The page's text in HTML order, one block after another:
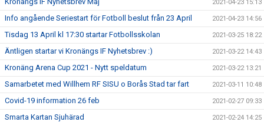
2021-04-23 15:13
Info angående Seriestart för Fotboll beslut från 23 April 2021-04-23 14:56
Tisdag 13 April kl 17:30 startar Fotbollsskolan 2021-03-25 18:22
Äntligen startar vi Kronängs IF Nyhetsbrev :) 2021-03-22 14:43
Kronäng Arena Cup 2021 - Nytt speldatum 2021-03-22 13:21
Samarbetet med Willhem RF SISU o Borås Stad tar fart 2021-03-11 10:48
Covid-19 information 26 feb 2021-02-27 09:33
Smarta Kartan Sjuhärad 2021-02-24 14:25